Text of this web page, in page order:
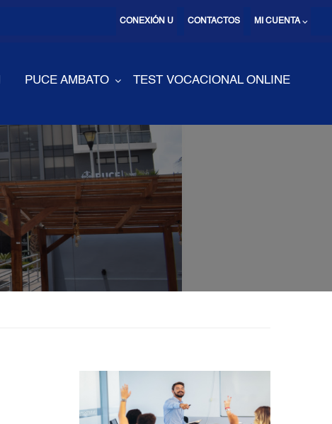
MI CUENTA ⌵
CONTACTOS
CONEXIÓN U
PUCE AMBATO TEST VOCACIONAL ONLINE